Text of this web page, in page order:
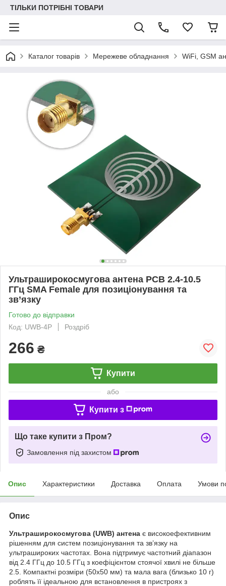
ТІЛЬКИ ПОТРІБНІ ТОВАРИ
Каталог товарів Мережеве обладнання WiFi, GSM
Ультраширокосмугова антена PCB 2.4-10.5
ГГц SMA Female для позиціонування та
зв’язку
Готово до відправки
Код: UWB-4P
Роздріб
266 ₴
Купити
або
Купити з
Що таке купити з Пром?
Замовлення під захистом
Опис Характеристики Доставка Оплата Умови
Опис
Ультраширокосмугова (UWB) антена є високоефективним
рішенням для систем позиціонування та зв’язку на
ультрашироких частотах. Вона підтримує частотний діапазон
від 2.4 ГГц до 10.5 ГГц з коефіцієнтом стоячої хвилі не більше
2.5. Компактні розміри (50x50 мм) та мала вага (близько 10 г)
роблять її ідеальною для встановлення в пристроях з